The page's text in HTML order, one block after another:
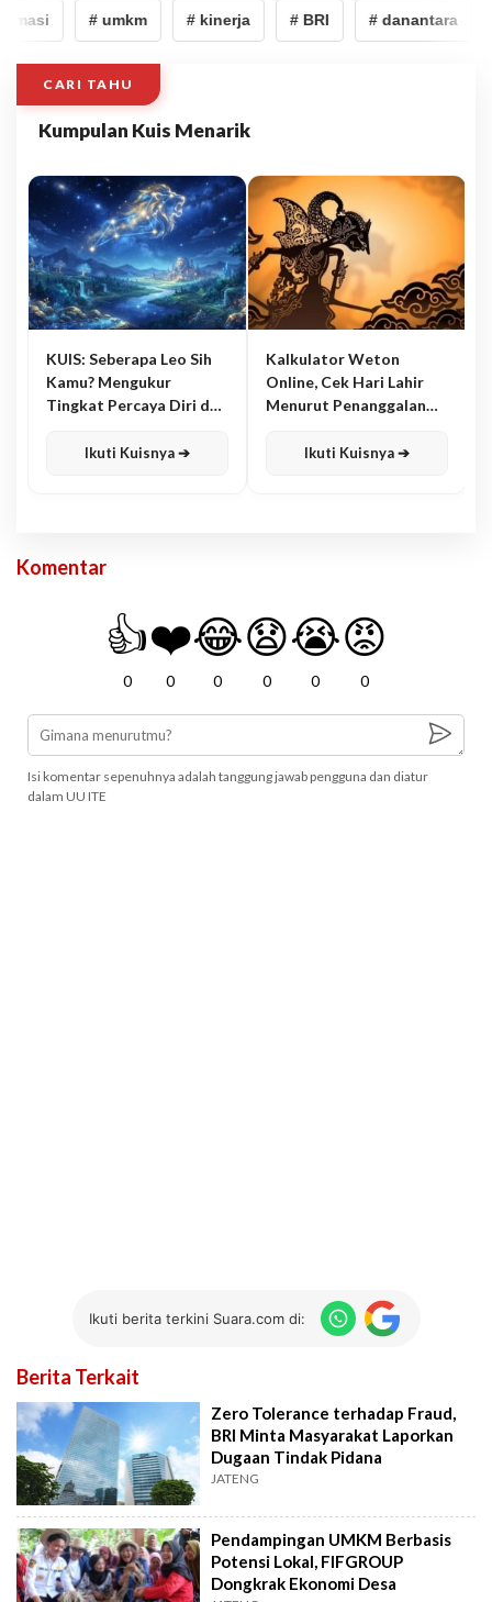
# umkm # kinerja # BRI # danantara
CARI TAHU
Kumpulan Kuis Menarik
KUIS: Seberapa Leo Sih
Kamu? Mengukur
Tingkat Percaya Diri dan
Ikuti Kuisnya ➔
Kalkulator Weton
Online, Cek Hari Lahir
Menurut Penanggalan
Ikuti Kuisnya ➔
Komentar
👍
0
❤️
0
😂
0
😧
0
😭
0
😡
0
Isi komentar sepenuhnya adalah tanggung jawab pengguna dan diatur
dalam UU ITE
Ikuti berita terkini Suara.com di:
Berita Terkait
Zero Tolerance terhadap Fraud,
BRI Minta Masyarakat Laporkan
Dugaan Tindak Pidana
JATENG
Pendampingan UMKM Berbasis
Potensi Lokal, FIFGROUP
Dongkrak Ekonomi Desa